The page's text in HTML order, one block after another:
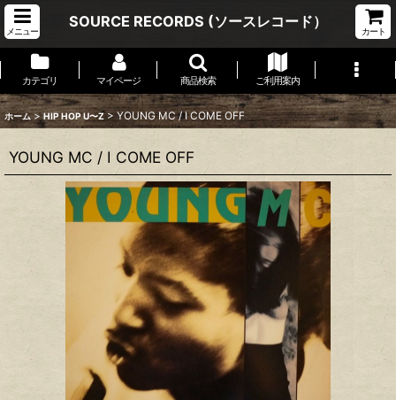
メニュー
SOURCE RECORDS (ソースレコード）
カート
カテゴリ マイページ 商品検索 ご利用案内
ホーム > HIP HOP U〜Z > YOUNG MC / I COME OFF
YOUNG MC / I COME OFF